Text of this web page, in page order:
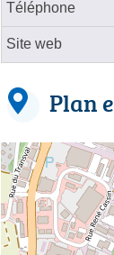
Téléphone
Site web
Plan